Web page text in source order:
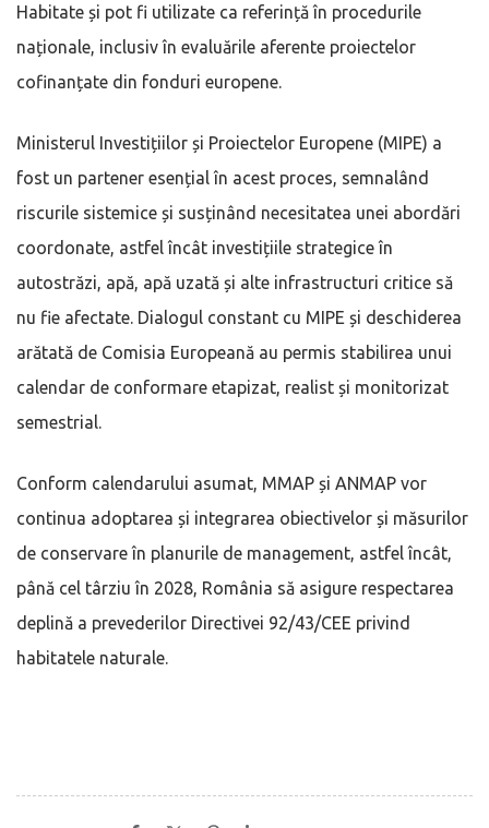
Habitate și pot fi utilizate ca referință în procedurile
naționale, inclusiv în evaluările aferente proiectelor
cofinanțate din fonduri europene.
Ministerul Investițiilor și Proiectelor Europene (MIPE) a
fost un partener esențial în acest proces, semnalând
riscurile sistemice și susținând necesitatea unei abordări
coordonate, astfel încât investițiile strategice în
autostrăzi, apă, apă uzată și alte infrastructuri critice să
nu fie afectate. Dialogul constant cu MIPE și deschiderea
arătată de Comisia Europeană au permis stabilirea unui
calendar de conformare etapizat, realist și monitorizat
semestrial.
Conform calendarului asumat, MMAP și ANMAP vor
continua adoptarea și integrarea obiectivelor și măsurilor
de conservare în planurile de management, astfel încât,
până cel târziu în 2028, România să asigure respectarea
deplină a prevederilor Directivei 92/43/CEE privind
habitatele naturale.